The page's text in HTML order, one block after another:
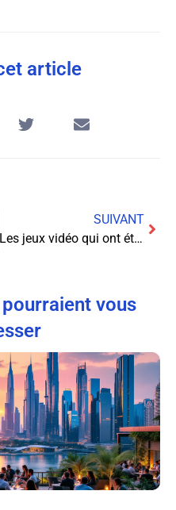
article
SUIVANT
Les jeux vidéo qui ont été critiqués pour leur violence !
vous